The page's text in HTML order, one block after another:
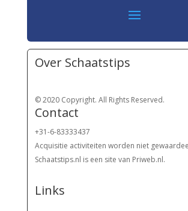
Over Schaatstips
© 2020 Copyright. All Rights Reserved.
Contact
+31-6-83333437
Acquisitie activiteiten worden niet
Schaatstips.nl is een site van Priweb.nl.
Links